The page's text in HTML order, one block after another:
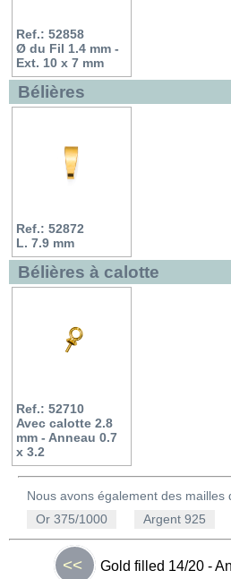
Ref.: 52858
Ø du Fil 1.4 mm -
Ext. 10 x 7 mm
Bélières
Ref.: 52872
L. 7.9 mm
Bélières à calotte
Ref.: 52710
Avec calotte 2.8
mm - Anneau 0.7
x 3.2
Nous avons également des mailles
Or 375/1000
Argent 925
<< Gold filled 14/20 -